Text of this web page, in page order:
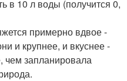
в 10 л воды (получится 0,
примерно вдвое -
и крупнее, и вкуснее -
чем запланировала